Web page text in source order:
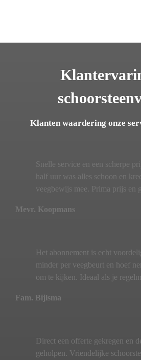
Klanten waardering onze
Snelle service en een scherpe
half uur was alles schoon en
veegbewijs mee. Prima prijs en
Mevr. Koopmans
Het abonnement is echt
minder per veegbeurt en hoef
om te kijken. Ideaal als je
Fam. Bijlsma
Direct een offerte gekregen en
geholpen. Vriendelijke